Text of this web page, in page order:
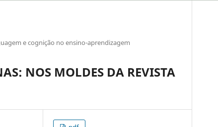
e cognição no ensino-aprendizagem
NOS MOLDES DA REVISTA